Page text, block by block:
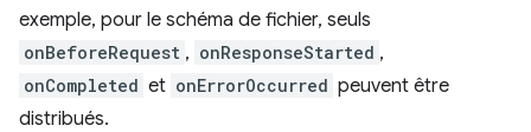
exemple, pour le schéma de fichier, seuls
onBeforeRequest , onResponseStarted ,
onCompleted et onErrorOccurred peuvent être
distribués.